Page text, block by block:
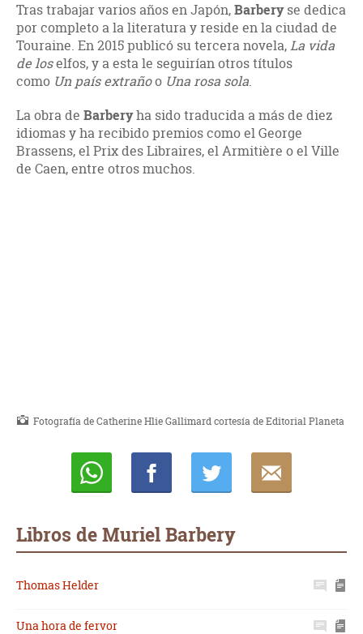
Tras trabajar varios años en Japón,Barberyse dedica
por completo a la literatura y reside en la ciudad de
Touraine. En 2015 publicó su tercera novela,La vida
de loselfos,y a esta le seguirían otros títulos
como Un país extrañoo Una rosa sola.
La obra de Barberyha sido traducida a más de diez
idiomas y ha recibido premios como el George
Brassens, el Prix des Libraires, el Armitière o el Ville
de Caen, entre otros muchos.
Fotografía de Catherine Hlie Gallimard cortesía de Editorial Planeta
Libros de Muriel Barbery
Thomas Helder
Una hora de fervor